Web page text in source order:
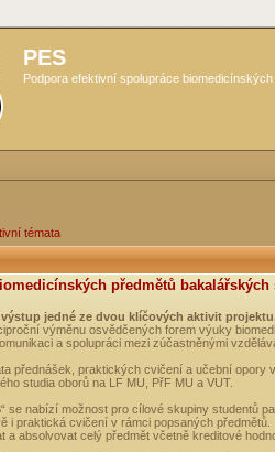
PES
Podpora efektivní spolupráce
témata
předmětů
jedné ze dvou klíčových aktivit
výměnu osvědčených forem výuky
a spolupráci mezi zúčastněnými
přednášek, praktických cvičení a učební opory
studia oborů na LF MU, PřF MU a VUT.
se nabízí možnost pro cílové skupiny studentů
i praktická cvičení v rámci popsaných předmětů.
a absolvovat celý předmět včetně kreditové